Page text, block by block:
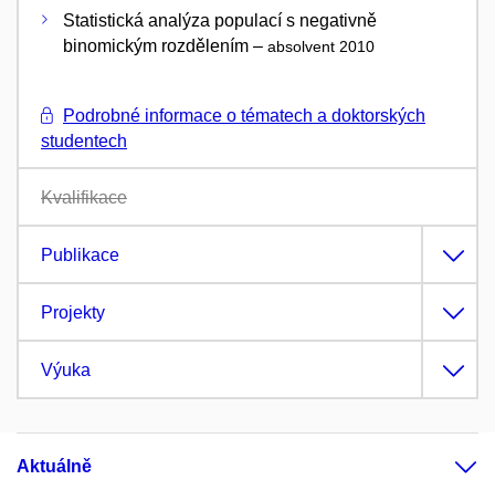
Statistická analýza populací s negativně
binomickým rozdělením – absolvent 2010
Podrobné informace o tématech a doktorských
studentech
Kvalifikace
Publikace
Projekty
Výuka
Aktuálně